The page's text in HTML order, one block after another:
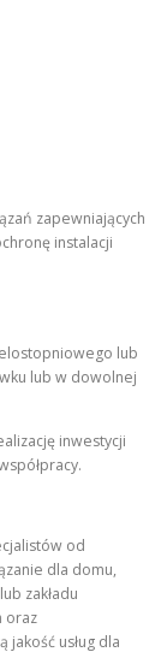
zapewniających
instalacji
lub
lub w dowolnej
inwestycji
od
dla domu,
zakładu
oraz
usług dla